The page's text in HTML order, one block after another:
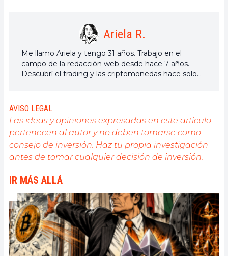
Ariela R.
Me llamo Ariela y tengo 31 años. Trabajo en el
campo de la redacción web desde hace 7 años.
Descubrí el trading y las criptomonedas hace solo
permiten aprender más. Cantante en mi tiempo
libre, también cultivo una gran pasión por la música,
la lectura (¡y los animales!)
AVISO LEGAL
Las ideas y opiniones expresadas en este artículo
pertenecen al autor y no deben tomarse como
consejo de inversión. Haz tu propia investigación
antes de tomar cualquier decisión de inversión.
IR MÁS ALLÁ